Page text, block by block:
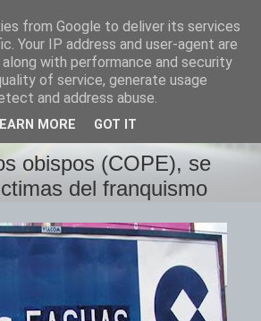
Plural
mundo
obispos (COPE), se
del franquismo
from Google to deliver its services
Your IP address and user-agent are
with performance and security
of service, generate usage
and address abuse.
MORE GOT IT